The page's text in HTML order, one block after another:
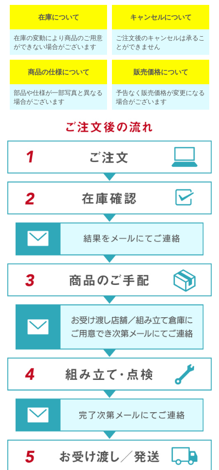
在庫について
在庫の変動により商品のご用意
ができない場合がございます
キャンセルについて
ご注文後のキャンセルは承るこ
とができません
商品の仕様について
部品や仕様が一部写真と異なる
場合がございます
販売価格について
予告なく販売価格が変更になる
場合がございます